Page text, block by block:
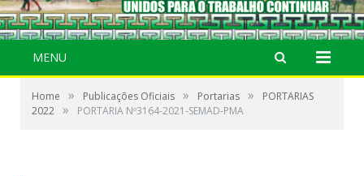
MENU
Home » Publicações Oficiais » Portarias »
PORTARIAS
2022 » PORTARIA Nº3164-2021-SEMAD-PMA